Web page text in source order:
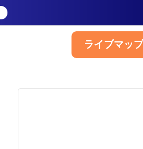
ライブマップ